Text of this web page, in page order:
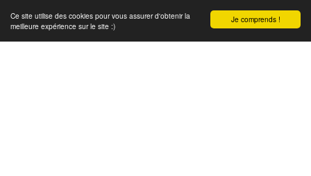
Je comprends !
Ce site utilise des cookies pour vous assurer d'obtenir la
meilleure expérience sur le site :)